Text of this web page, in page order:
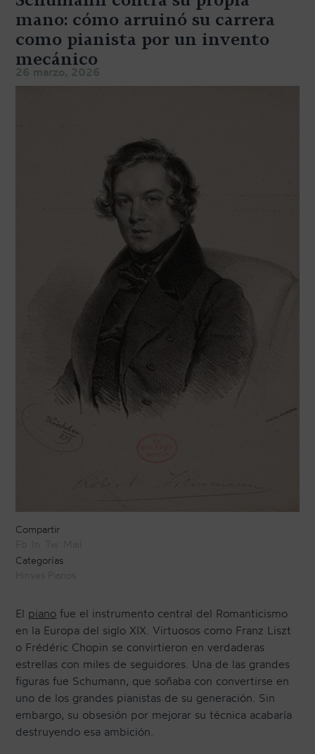
TRANSPORTE Y ALMACENAJE
MANTENIMIENTO Y TASACIÓN
RESTAURACIÓN
HISTORIA
EQUIPO
MEDIOS
SHOWROOMS
BLOG
NEWSLETTER
mano: cómo arruinó su carrera
como pianista por un invento
mecánico
26 marzo, 2026
Compartir
Fb
In Tw
Mail
Categorías
Hinves Pianos
El piano fue el instrumento central del Romanticismo
en la Europa del siglo XIX. Virtuosos como Franz Liszt
o Frédéric Chopin se convirtieron en verdaderas
estrellas con miles de seguidores. Una de las grandes
figuras fue Schumann, que soñaba con convertirse en
uno de los grandes pianistas de su generación. Sin
embargo, su obsesión por mejorar su técnica acabaría
destruyendo esa ambición.